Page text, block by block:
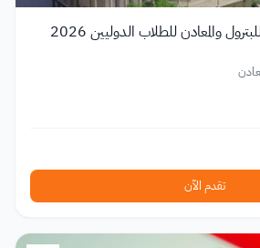
والمعادن للطلاب الدوليين 2026
تقدم الآن